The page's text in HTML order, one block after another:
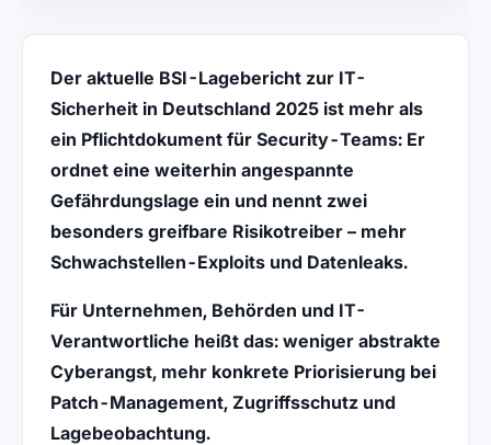
Der aktuelle BSI-Lagebericht zur IT-
Sicherheit in Deutschland 2025 ist mehr als
ein Pflichtdokument für Security-Teams: Er
ordnet eine weiterhin angespannte
Gefährdungslage ein und nennt zwei
besonders greifbare Risikotreiber – mehr
Schwachstellen-Exploits und Datenleaks.
Für Unternehmen, Behörden und IT-
Verantwortliche heißt das: weniger abstrakte
Cyberangst, mehr konkrete Priorisierung bei
Patch-Management, Zugriffsschutz und
Lagebeobachtung.